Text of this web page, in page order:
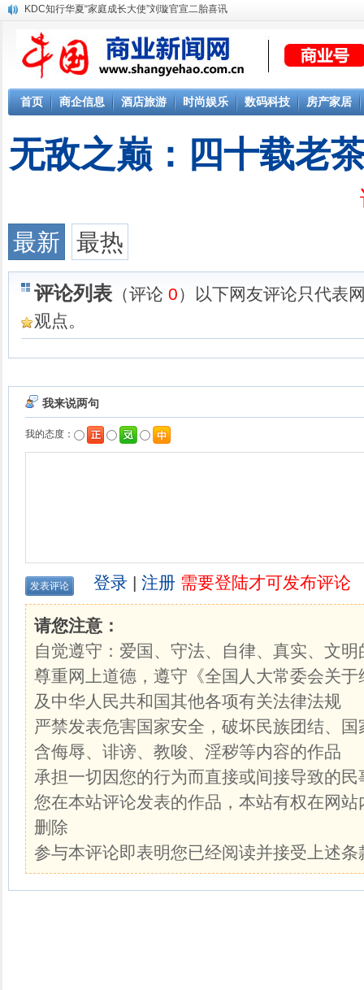
KDC知行华夏“家庭成长大使”刘璇官宣二胎喜讯
首页 商企信息 酒店旅游 时尚娱乐 数码科技 房产家居
无敌之巅：四十载老
最新
最热
评论列表 （评论 0）以下网友评论只代表
观点。
我来说两句
我的态度：
登录 | 注册 需要登陆才可发布评论
请您注意：
自觉遵守：爱国、守法、自律、真实、文明
尊重网上道德，遵守《全国人大常委会关
及中华人民共和国其他各项有关法律法规
严禁发表危害国家安全，破坏民族团结、
含侮辱、诽谤、教唆、淫秽等内容的作品
承担一切因您的行为而直接或间接导致的
您在本站评论发表的作品，本站有权在网
删除
参与本评论即表明您已经阅读并接受上述条